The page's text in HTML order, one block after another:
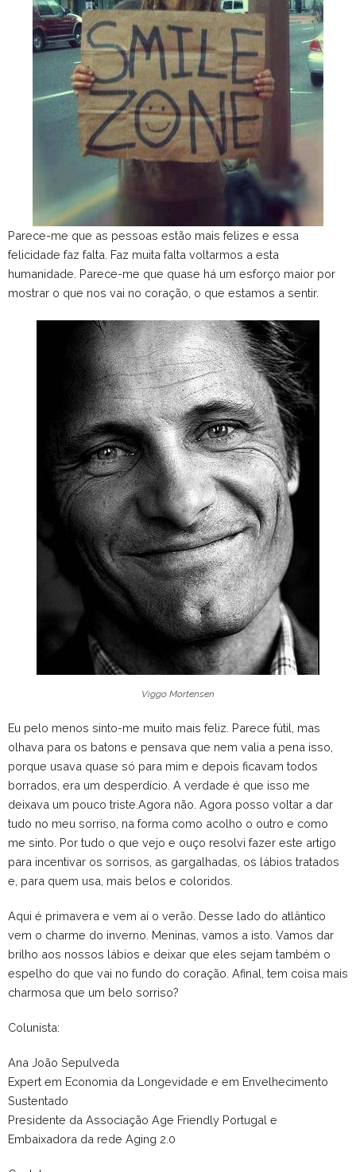
Parece-me que as pessoas estão mais felizes e essa
felicidade faz falta. Faz muita falta voltarmos a esta
humanidade. Parece-me que quase há um esforço maior por
mostrar o que nos vai no coração, o que estamos a sentir.
Viggo Mortensen
Eu pelo menos sinto-me muito mais feliz. Parece fútil, mas
olhava para os batons e pensava que nem valia a pena isso,
porque usava quase só para mim e depois ficavam todos
borrados, era um desperdício. A verdade é que isso me
deixava um pouco triste.Agora não. Agora posso voltar a dar
tudo no meu sorriso, na forma como acolho o outro e como
me sinto. Por tudo o que vejo e ouço resolvi fazer este artigo
para incentivar os sorrisos, as gargalhadas, os lábios tratados
e, para quem usa, mais belos e coloridos.
Aqui é primavera e vem aí o verão. Desse lado do atlântico
vem o charme do inverno. Meninas, vamos a isto. Vamos dar
brilho aos nossos lábios e deixar que eles sejam também o
espelho do que vai no fundo do coração. Afinal, tem coisa mais
charmosa que um belo sorriso?
Colunista:
Ana João Sepulveda
Expert em Economia da Longevidade e em Envelhecimento
Sustentado
Presidente da Associação Age Friendly Portugal e
Embaixadora da rede Aging 2.0